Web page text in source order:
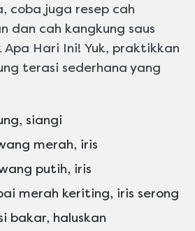
coba juga resep cah
dan cah kangkung saus
Hari Ini! Yuk, praktikkan
terasi sederhana yang
siangi
merah, iris
putih, iris
merah keriting, iris serong
bakar, haluskan